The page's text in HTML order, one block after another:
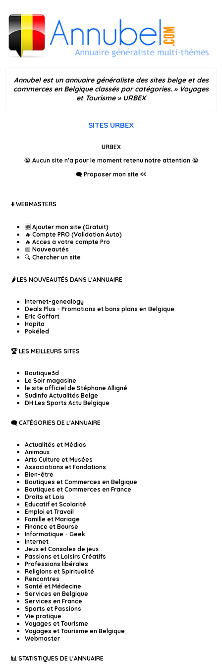
Annubel est un annuaire généraliste des sites belge et des
commerces en Belgique classés par catégories. » Voyages
et Tourisme » URBEX
SITES URBEX
URBEX
😭 Aucun site n'a pour le moment retenu notre attention 😭
🗨️ Proposer mon site <<
⬇️ WEBMASTERS
🆕 Ajouter mon site (Gratuit)
🔥 Compte PRO (Validation Auto)
🔥 Acces a votre compte Pro
📅 Nouveautés
🔍 Chercher un site
🌶️ LES NOUVEAUTÉS DANS L'ANNUAIRE
Internet-genealogy
Deals Plus - Promotions et bons plans en Belgique
Eric Goffart
Hopita
Pokéled
🏆 LES MEILLEURS SITES
Boutique3d
Le Soir magasine
le site officiel de Stéphane Alligné
Sudinfo Actualités Belge
DH Les Sports Actu Belgique
🗨️ CATÉGORIES DE L'ANNUAIRE
Actualités et Médias
Animaux
Arts Culture et Musées
Associations et Fondations
Bien-être
Boutiques et Commerces en Belgique
Boutiques et Commerces en France
Droits et Lois
Educatif et Scolarité
Emploi et Travail
Famille et Mariage
Finance et Bourse
Informatique - Geek
Internet
Jeux et Consoles de jeux
Passions et Loisirs Créatifs
Professions libérales
Religions et Spiritualité
Rencontres
Santé et Médecine
Services en Belgique
Services en France
Sports et Passions
Vie pratique
Voyages et Tourisme
Voyages et Tourisme en Belgique
Webmaster
📊 STATISTIQUES DE L'ANNUAIRE